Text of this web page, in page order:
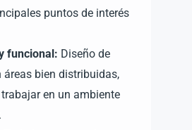
puntos de interés
funcional: Diseño de
bien distribuidas,
en un ambiente